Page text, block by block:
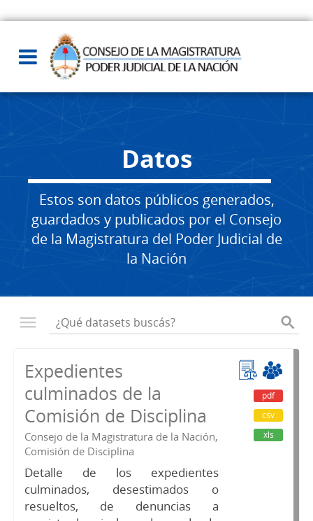
Datos
Estos son datos públicos generados,
guardados y publicados por el Consejo
de la Magistratura del Poder Judicial de
la Nación
Expedientes
culminados de la
Comisión de Disciplina
Consejo de la Magistratura de la Nación,
Comisión de Disciplina
Detalle de los expedientes
culminados, desestimados o
resueltos, de denuncias a
pdf
csv
xls